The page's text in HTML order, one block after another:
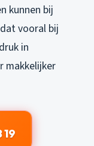
kunnen bij
vooral bij
in
makkelijker
19